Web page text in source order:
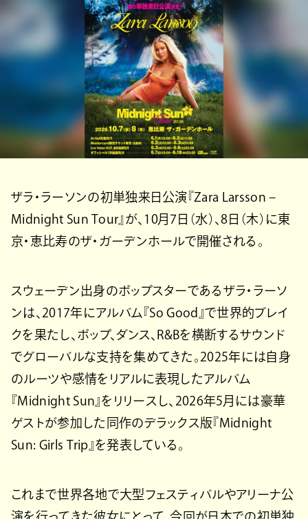
ザラ・ラーソンの初単独来日公演『Zara Larsson –
Midnight Sun Tour』が、10月7日（水）、8日（木）に東
京・恵比寿のザ・ガーデンホールで開催される。
スウェーデン出身のポップスターであるザラ・ラーソ
ンは、2017年にアルバム『So Good』で世界的ブレイ
クを果たし、ポップ、ダンス、R&Bを横断するサウンド
でグローバルな支持を集めてきた。2025年には自身
のルーツや感情をリアルに表現したアルバム
『Midnight Sun』をリリースし、2026年5月には豪華
ゲストが参加した同作のデラックス版『Midnight
Sun: Girls Trip』を発表している。
これまで世界各地で大型フェスティバルやアリーナ公
演を行ってきた彼女にとって、今回が日本での初単独